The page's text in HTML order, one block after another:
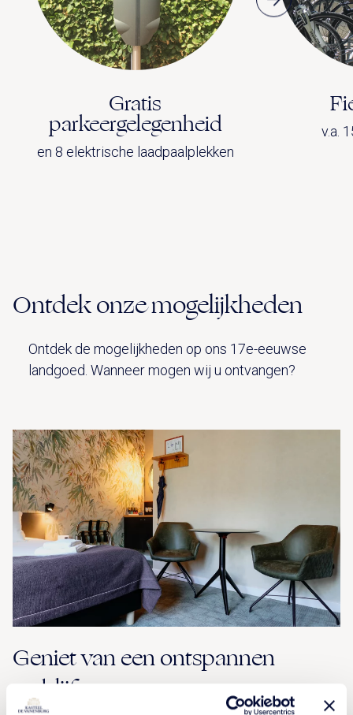
Gratis
parkeergelegenheid
en 8 elektrische laadpaalplekken
v.a.
Ontdek onze mogelijkheden
Ontdek de mogelijkheden op ons 17e-eeuwse
landgoed. Wanneer mogen wij u ontvangen?
Geniet van een ontspannen
verblijf